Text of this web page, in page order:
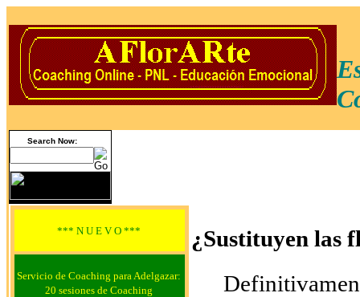
Search Now:
*** N U E V O ***
Servicio de Coaching para Adelgazar:
20 sesiones de Coaching
¿Sustituyen las